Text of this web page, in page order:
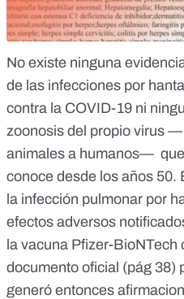
No existe ninguna
de las infecciones por
contra la COVID-19 ni
zoonosis del propio virus —
animales a humanos—
conoce desde los años 50.
la infección pulmonar por
efectos adversos
la vacuna Pfizer-BioNTech
documento oficial (pág 38)
generó entonces